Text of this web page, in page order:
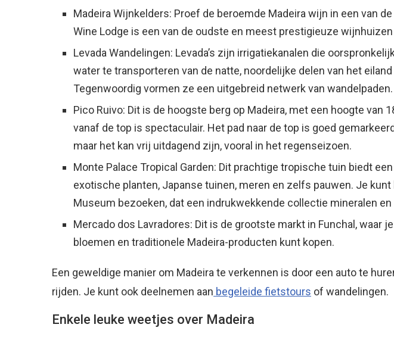
Madeira Wijnkelders: Proef de beroemde Madeira wijn in een van
Wine Lodge is een van de oudste en meest prestigieuze
Levada Wandelingen: Levada’s zijn irrigatiekanalen die
water te transporteren van de natte, noordelijke delen van het
Tegenwoordig vormen ze een uitgebreid netwerk van wandelpaden.
Pico Ruivo: Dit is de hoogste berg op Madeira, met een hoogte van
vanaf de top is spectaculair. Het pad naar de top is goed
maar het kan vrij uitdagend zijn, vooral in het regenseizoen.
Monte Palace Tropical Garden: Dit prachtige tropische tuin biedt
exotische planten, Japanse tuinen, meren en zelfs pauwen. Je
Museum bezoeken, dat een indrukwekkende collectie mineralen
Mercado dos Lavradores: Dit is de grootste markt in Funchal, waar
bloemen en traditionele Madeira-producten kunt kopen.
Een geweldige manier om Madeira te verkennen is door een auto te
rijden. Je kunt ook deelnemen aan begeleide fietstours of wandelingen.
Enkele leuke weetjes over Madeira